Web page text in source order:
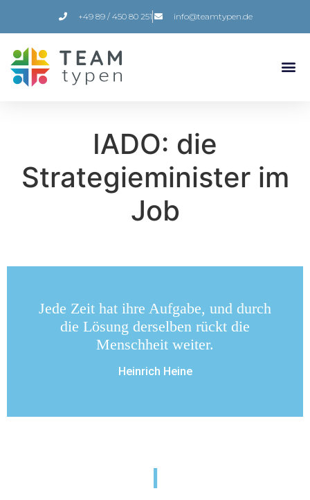
+49 89 / 450 80 251 info@teamtypen.de
IADO: die
Strategieminister im
Job
Jede Zeit hat ihre Aufgabe, und durch
die Lösung derselben rückt die
Menschheit weiter.
Heinrich Heine
I